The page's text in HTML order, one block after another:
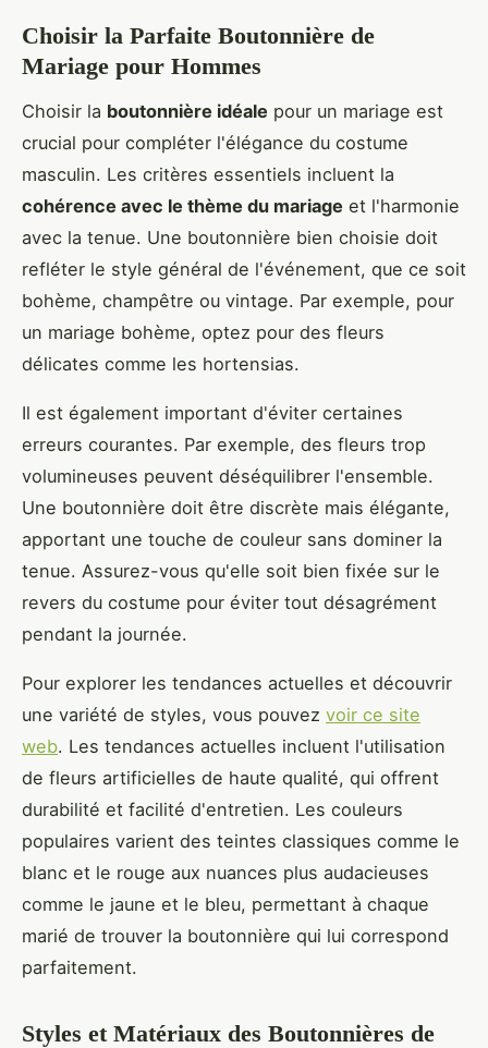
Choisir la Parfaite Boutonnière de
Mariage pour Hommes
Choisir la boutonnière idéale pour un mariage est
crucial pour compléter l'élégance du costume
masculin. Les critères essentiels incluent la
cohérence avec le thème du mariage et l'harmonie
avec la tenue. Une boutonnière bien choisie doit
refléter le style général de l'événement, que ce soit
bohème, champêtre ou vintage. Par exemple, pour
un mariage bohème, optez pour des fleurs
délicates comme les hortensias.
Il est également important d'éviter certaines
erreurs courantes. Par exemple, des fleurs trop
volumineuses peuvent déséquilibrer l'ensemble.
Une boutonnière doit être discrète mais élégante,
apportant une touche de couleur sans dominer la
tenue. Assurez-vous qu'elle soit bien fixée sur le
revers du costume pour éviter tout désagrément
pendant la journée.
Pour explorer les tendances actuelles et découvrir
une variété de styles, vous pouvez voir ce site
web. Les tendances actuelles incluent l'utilisation
de fleurs artificielles de haute qualité, qui offrent
durabilité et facilité d'entretien. Les couleurs
populaires varient des teintes classiques comme le
blanc et le rouge aux nuances plus audacieuses
comme le jaune et le bleu, permettant à chaque
marié de trouver la boutonnière qui lui correspond
parfaitement.
Styles et Matériaux des Boutonnières de